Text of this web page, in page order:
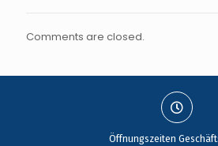
Comments are closed.
Öffnungszeiten